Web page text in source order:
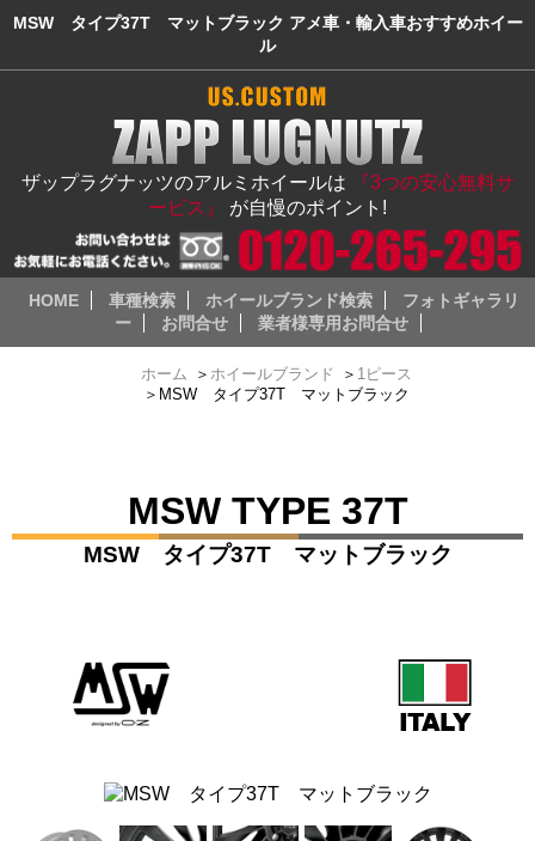
MSW タイプ37T マットブラック アメ車・輸入車おすすめホイー
ル
ザップラグナッツのアルミホイールは
『3つの安心無料サ
ービス』 が自慢のポイント!
HOME 車種検索 ホイールブランド検索
フォトギャラリ
ー
お問合せ 業者様専用お問合せ
ホーム ＞ ホイールブランド ＞ 1ピース
＞ MSW タイプ37T マットブラック
MSW TYPE 37T
MSW タイプ37T マットブラック